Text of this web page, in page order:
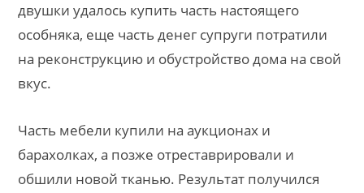
двушки удалось купить часть настоящего
особняка, еще часть денег супруги потратили
на реконструкцию и обустройство дома на свой
вкус.
Часть мебели купили на аукционах и
барахолках, а позже отреставрировали и
обшили новой тканью. Результат получился